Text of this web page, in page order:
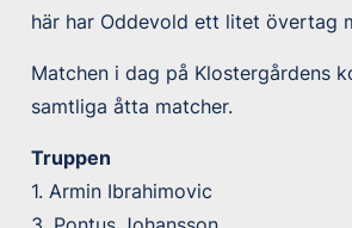
här har Oddevold ett litet övertag
Matchen i dag på Klostergårdens
samtliga åtta matcher.
Truppen
1. Armin Ibrahimovic